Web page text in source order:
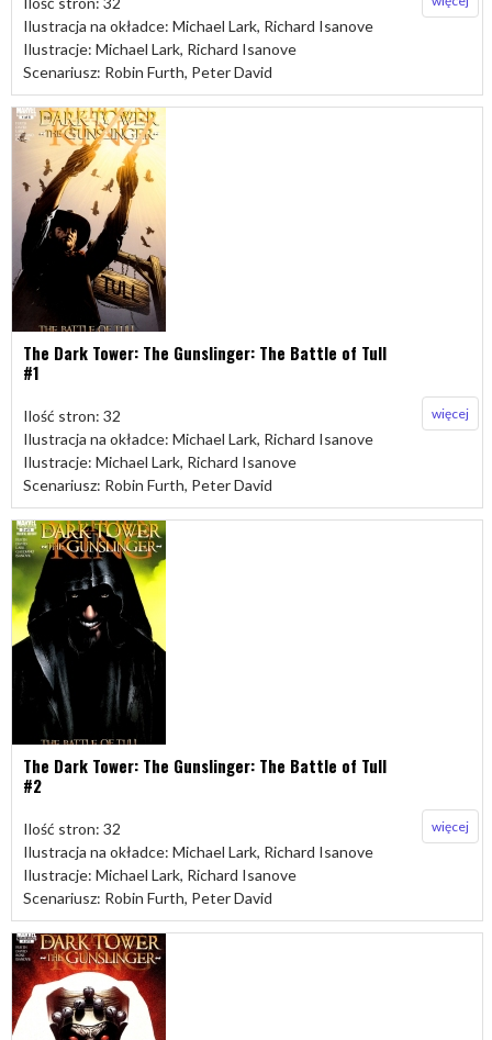
Ilustracja na okładce: Michael Lark, Richard Isanove
Ilustracje: Michael Lark, Richard Isanove
Scenariusz: Robin Furth, Peter David
The Dark Tower: The Gunslinger: The Battle of Tull
#1
Ilość stron: 32
Ilustracja na okładce: Michael Lark, Richard Isanove
Ilustracje: Michael Lark, Richard Isanove
Scenariusz: Robin Furth, Peter David
więcej
The Dark Tower: The Gunslinger: The Battle of Tull
#2
Ilość stron: 32
Ilustracja na okładce: Michael Lark, Richard Isanove
Ilustracje: Michael Lark, Richard Isanove
Scenariusz: Robin Furth, Peter David
więcej